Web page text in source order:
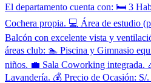
El departamento cuenta con: 🛏️ 3
Cochera propia. 💻 Área de estudio
Balcón con excelente vista y
áreas club: 🏊 Piscina y Gimnasio
niños. 💼 Sala Coworking integrada.
Lavandería. 💰 Precio de Ocasión: S/